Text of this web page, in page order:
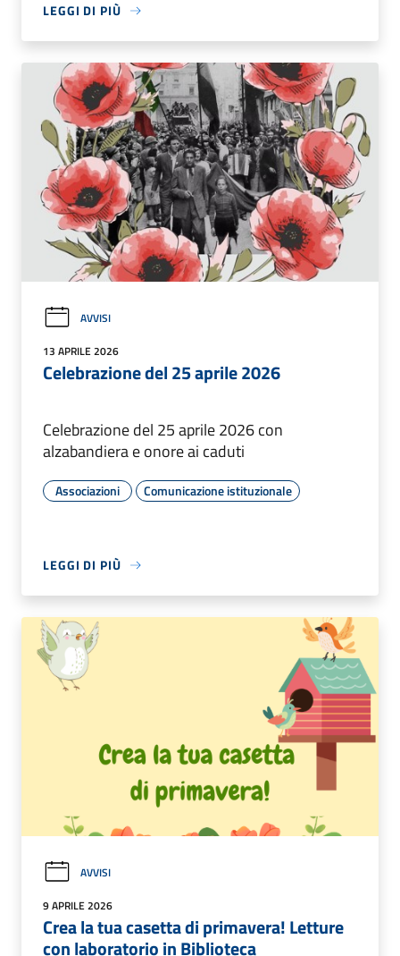
LEGGI DI PIÙ
AVVISI
13 APRILE 2026
Celebrazione del 25 aprile 2026
Celebrazione del 25 aprile 2026 con
alzabandiera e onore ai caduti
Associazioni Comunicazione istituzionale
LEGGI DI PIÙ
AVVISI
9 APRILE 2026
Crea la tua casetta di primavera! Letture
con laboratorio in Biblioteca